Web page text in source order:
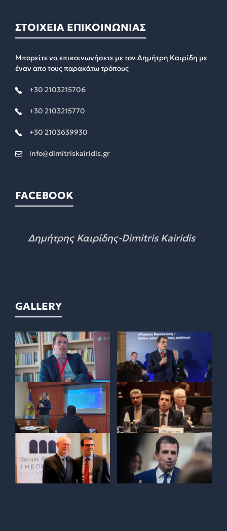
ΣΤΟΙΧΕΙΑ ΕΠΙΚΟΙΝΩΝΙΑΣ
Μπορείτε να επικοινωνήσετε με τον Δημήτρη Καιρίδη με
έναν απο τους παρακάτω τρόπους
+30 2103215706
+30 2103215770
+30 2103639930
info@dimitriskairidis.gr
FACEBOOK
Δημήτρης Καιρίδης-Dimitris Kairidis
GALLERY